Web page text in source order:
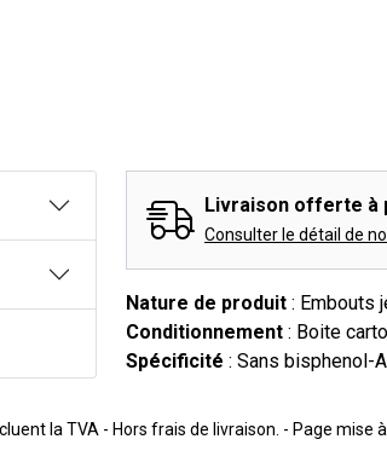
Livraison offerte à
Consulter le détail de
Nature de produit : Embouts
Conditionnement : Boite
Spécificité : Sans bisphenol-
la TVA - Hors frais de livraison. - Page mise